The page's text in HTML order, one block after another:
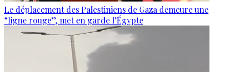
Le déplacement des Palestiniens de Gaza demeure une
“ligne rouge”, met en garde l’Égypte